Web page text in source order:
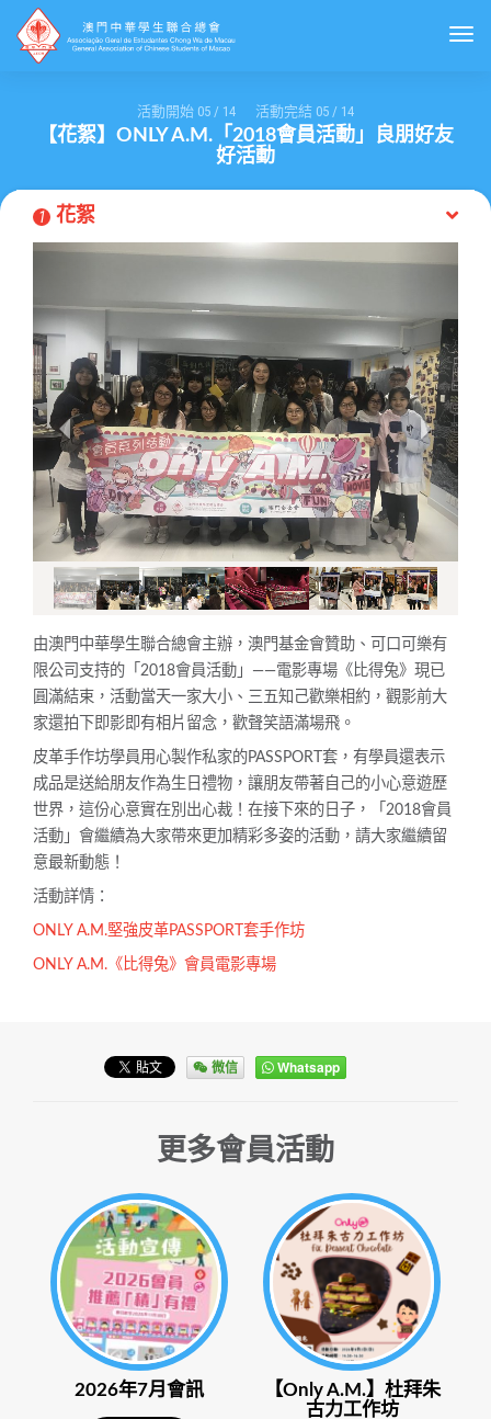
活動開始 05 / 14 活動完結 05 / 14
【花絮】ONLY A.M.「2018會員活動」良朋好友
好活動
1 花絮
Previous Next
由澳門中華學生聯合總會主辦，澳門基金會贊助、可口可樂有
限公司支持的「2018會員活動」——電影專場《比得兔》現已
圓滿結束，活動當天一家大小、三五知己歡樂相約，觀影前大
家還拍下即影即有相片留念，歡聲笑語滿場飛。
皮革手作坊學員用心製作私家的PASSPORT套，有學員還表示
成品是送給朋友作為生日禮物，讓朋友帶著自己的小心意遊歷
世界，這份心意實在別出心裁！在接下來的日子，「2018會員
活動」會繼續為大家帶來更加精彩多姿的活動，請大家繼續留
意最新動態！
活動詳情：
ONLY A.M.堅強皮革PASSPORT套手作坊
ONLY A.M.《比得兔》會員電影專場
微信 Whatsapp
更多會員活動
2026年7月會訊
【Only A.M.】杜拜朱
古力工作坊